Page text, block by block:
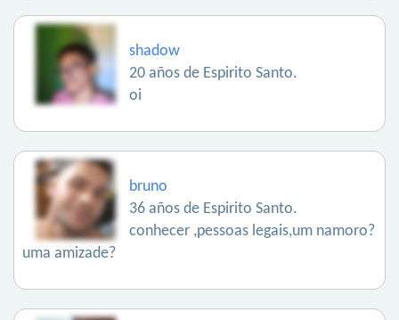
shadow
20 años de Espirito Santo.
oi
bruno
36 años de Espirito Santo.
conhecer ,pessoas legais,um namoro?
uma amizade?